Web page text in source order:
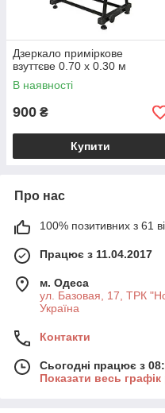
Дзеркало приміркове
взуттєве 0.70 х 0.30 м
В наявності
900 ₴
Купити
Про нас
100% позитивних з 61
Працює з 11.04.2017
м. Одеса
ул. Базовая, 17, ТРК
Україна
Контакти
Сьогодні працює з
Показати весь